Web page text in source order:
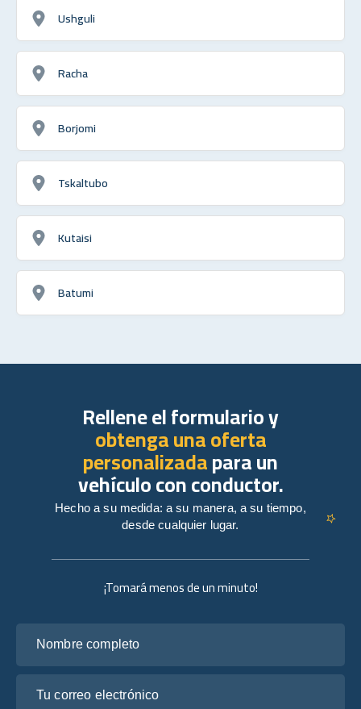
Ushguli
Racha
Borjomi
Tskaltubo
Kutaisi
Batumi
¡Tomará menos de un minuto!
Rellene el formulario y
obtenga una oferta
personalizadapara un
vehículo con conductor.
Hecho a su medida: a su manera, a su tiempo,
desde cualquier lugar.